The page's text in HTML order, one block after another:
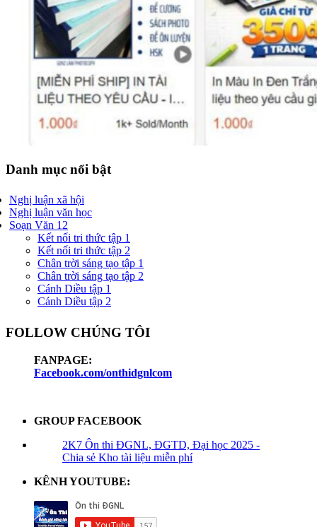
Danh mục nổi bật
Nghị luận xã hội
Nghị luận văn học
Soạn Văn 12
Kết nối tri thức tập 1
Kết nối tri thức tập 2
Chân trời sáng tạo tập 1
Chân trời sáng tạo tập 2
Cánh Diều tập 1
Cánh Diều tập 2
FOLLOW CHÚNG TÔI
FANPAGE:
Facebook.com/onthidgnlcom
GROUP FACEBOOK
2K7 Ôn thi ĐGNL, ĐGTD, Đại học 2025 -
Chia sẻ Kho tài liệu miễn phí
KÊNH YOUTUBE: